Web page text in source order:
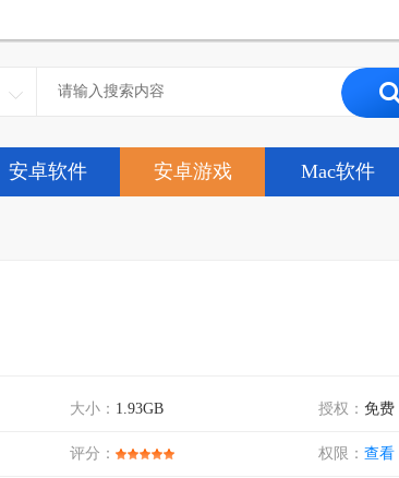
安卓软件 安卓游戏 Mac软件
大小： 1.93GB 授权： 免费
评分： 权限： 查看